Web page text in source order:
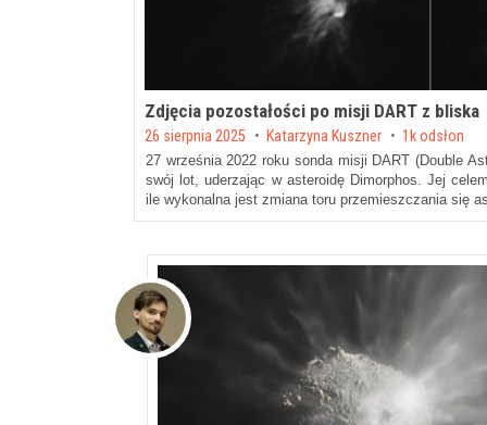
Zdjęcia pozostałości po misji DART z bliska
Posted on
26 sierpnia 2025 by Katarzyna Kuszner 1k odsłon
27 września 2022 roku sonda misji DART (Double
swój lot, uderzając w asteroidę Dimorphos. Jej
ile wykonalna jest zmiana toru przemieszczania się